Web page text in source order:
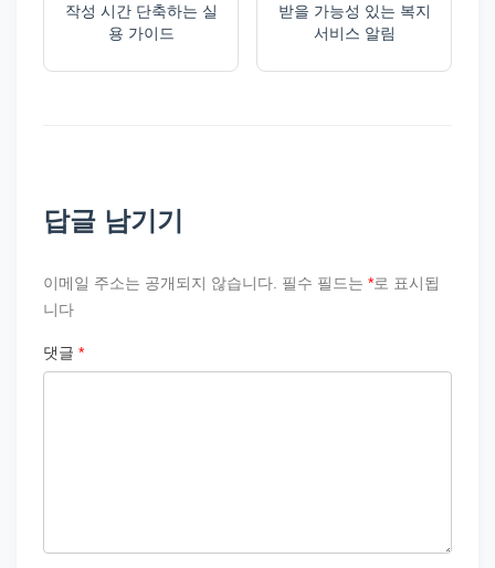
작성 시간 단축하는 실
용 가이드
받을 가능성 있는 복지
서비스 알림
답글 남기기
이메일 주소는 공개되지 않습니다. 필수 필드는 *로 표시됩
니다
댓글 *